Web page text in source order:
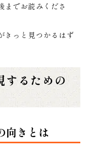
までお読みくださ
きっと見つかるはず
するための
向きとは